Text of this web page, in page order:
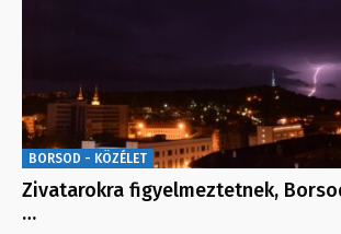
BORSOD - KÖZÉLET
Zivatarokra figyelmeztetnek,
…